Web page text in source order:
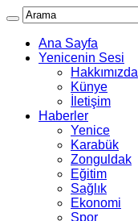
Ana Sayfa
Yenicenin Sesi
Hakkımızda
Künye
İletişim
Haberler
Yenice
Karabük
Zonguldak
Eğitim
Sağlık
Ekonomi
Spor